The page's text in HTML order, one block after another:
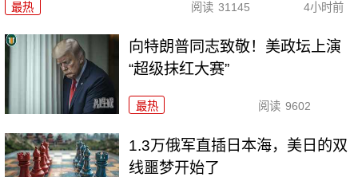
最热 阅读 31145 4小时前
向特朗普同志致敬！美政坛上演
“超级抹红大赛”
最热 阅读 9602
1.3万俄军直插日本海，美日的双
线噩梦开始了